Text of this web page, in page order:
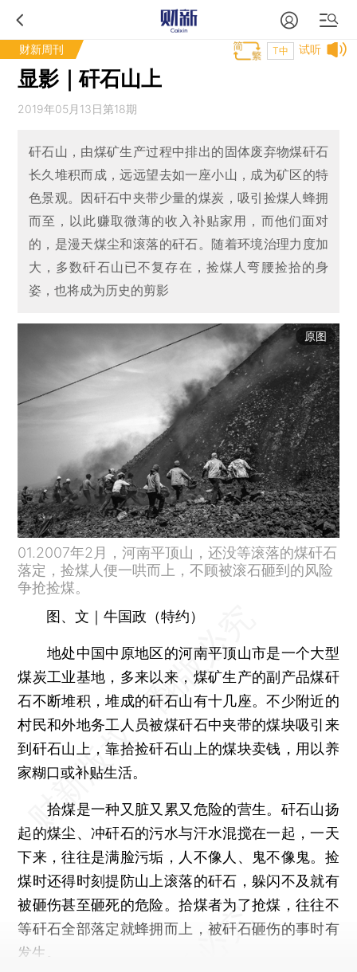
财新周刊 试听
T中
显影｜矸石山上
2019年05月13日第18期
矸石山，由煤矿生产过程中排出的固体废弃物煤矸石
长久堆积而成，远远望去如一座小山，成为矿区的特
色景观。因矸石中夹带少量的煤炭，吸引捡煤人蜂拥
而至，以此赚取微薄的收入补贴家用，而他们面对
的，是漫天煤尘和滚落的矸石。随着环境治理力度加
大，多数矸石山已不复存在，捡煤人弯腰捡拾的身
姿，也将成为历史的剪影
原图
01.2007年2月，河南平顶山，还没等滚落的煤矸石
落定，捡煤人便一哄而上，不顾被滚石砸到的风险
争抢捡煤。
图、文｜牛国政（特约）
地处中国中原地区的河南平顶山市是一个大型
煤炭工业基地，多来以来，煤矿生产的副产品煤矸
石不断堆积，堆成的矸石山有十几座。不少附近的
村民和外地务工人员被煤矸石中夹带的煤块吸引来
到矸石山上，靠拾捡矸石山上的煤块卖钱，用以养
家糊口或补贴生活。
拾煤是一种又脏又累又危险的营生。矸石山扬
起的煤尘、冲矸石的污水与汗水混搅在一起，一天
下来，往往是满脸污垢，人不像人、鬼不像鬼。捡
煤时还得时刻提防山上滚落的矸石，躲闪不及就有
被砸伤甚至砸死的危险。拾煤者为了抢煤，往往不
等矸石全部落定就蜂拥而上，被矸石砸伤的事时有
发生。